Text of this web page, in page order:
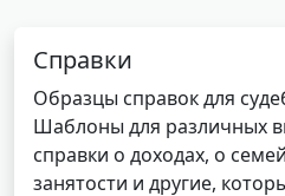
Справки
Образцы справок для
Шаблоны для различных
справки о доходах, о
занятости и другие,